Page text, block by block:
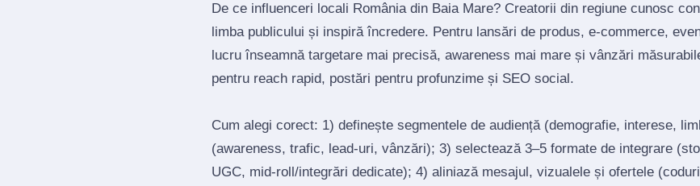
De ce influenceri locali România din Baia Mare? Creatorii din regiune cunosc
limba publicului și inspiră încredere. Pentru lansări de produs, e‑commerce,
lucru înseamnă targetare mai precisă, awareness mai mare și vânzări
pentru reach rapid, postări pentru profunzime și SEO social.
Cum alegi corect: 1) definește segmentele de audiență (demografie, interese,
(awareness, trafic, lead‑uri, vânzări); 3) selectează 3–5 formate de integrare
UGC, mid‑roll/integrări dedicate); 4) aliniază mesajul, vizualele și ofertele